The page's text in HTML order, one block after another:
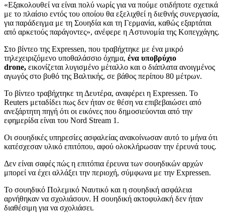
«Εξακολουθεί να είναι πολύ νωρίς για να πούμε οτιδήποτε σχετικά
με το πλαίσιο εντός του οποίου θα εξελιχθεί η διεθνής συνεργασία,
για παράδειγμα με τη Σουηδία και τη Γερμανία, καθώς εξαρτάται
από αρκετούς παράγοντες», ανέφερε η Αστυνομία της Κοπεγχάγης.
Στο βίντεο της Expressen, που τραβήχτηκε με ένα μικρό
τηλεχειριζόμενο υποθαλάσσιο όχημα, ένα υποβρύχιο
drone, εικονίζεται λυγισμένο μέταλλο και ο διάπλατα ανοιγμένος
αγωγός στο βυθό της Βαλτικής, σε βάθος περίπου 80 μέτρων.
Το βίντεο τραβήχτηκε τη Δευτέρα, αναφέρει η Expressen. To
Reuters μεταδίδει πως δεν ήταν σε θέση να επιβεβαιώσει από
ανεξάρτητη πηγή ότι οι εικόνες που δημοσιεύονται από την
εφημερίδα είναι του Nord Stream 1.
Οι σουηδικές υπηρεσίες ασφαλείας ανακοίνωσαν αυτό το μήνα ότι
κατέσχεσαν υλικό επιτόπου, αφού ολοκλήρωσαν την έρευνά τους.
Δεν είναι σαφές πώς η επιτόπια έρευνα των σουηδικών αρχών
μπορεί να έχει αλλάξει την περιοχή, σύμφωνα με την Expressen.
Το σουηδικό Πολεμικό Ναυτικό και η σουηδική ασφάλεια
αρνήθηκαν να σχολιάσουν. Η σουηδική ακτοφυλακή δεν ήταν
διαθέσιμη για να σχολιάσει.